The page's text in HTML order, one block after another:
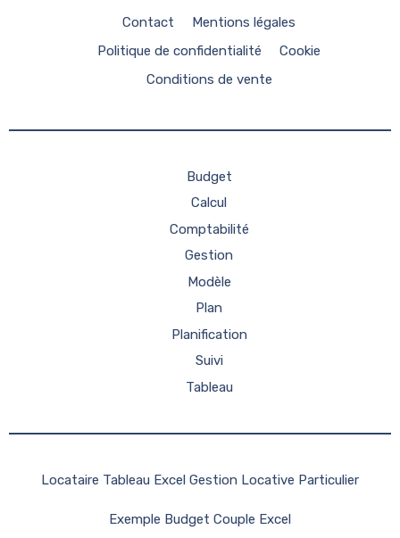
Contact
Mentions légales
Politique de confidentialité
Cookie
Conditions de vente
Budget
Calcul
Comptabilité
Gestion
Modèle
Plan
Planification
Suivi
Tableau
Locataire Tableau Excel Gestion Locative Particulier
Exemple Budget Couple Excel